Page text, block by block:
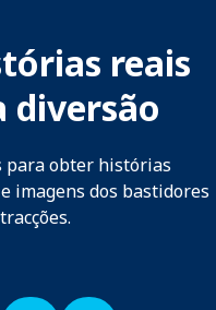
reais
diversão
para obter histórias
imagens dos bastidores